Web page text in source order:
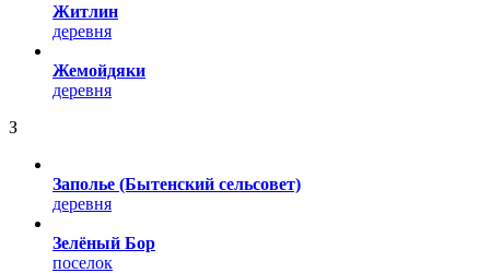
Житлин
деревня
Жемойдяки
деревня
З
Заполье (Бытенский сельсовет)
деревня
Зелёный Бор
поселок